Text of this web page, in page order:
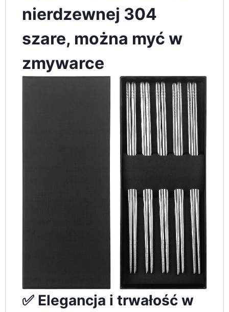
nierdzewnej 304
szare, można myć w
zmywarce
✅ Elegancja i trwałość w